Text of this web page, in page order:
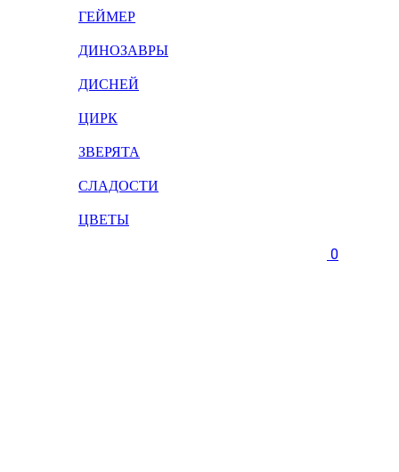
ГЕЙМЕР
ДИНОЗАВРЫ
ДИСНЕЙ
ЦИРК
ЗВЕРЯТА
СЛАДОСТИ
ЦВЕТЫ
0